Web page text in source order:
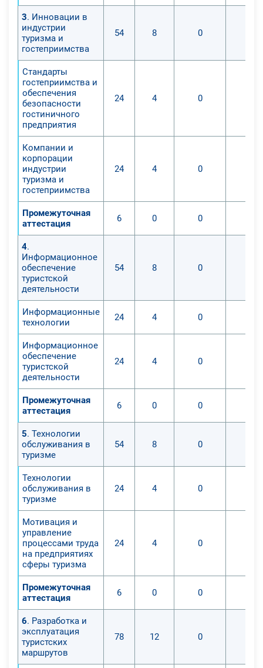
3. Инновации в
индустрии
туризма и
гостеприимства
54 8 0
Стандарты
гостеприимства и
обеспечения
безопасности
гостиничного
предприятия
24 4 0
Компании и
корпорации
индустрии
туризма и
гостеприимства
24 4 0
Промежуточная
аттестация
6 0 0
4.
Информационное
обеспечение
туристской
деятельности
54 8 0
Информационные
технологии
24 4 0
Информационное
обеспечение
туристской
деятельности
24 4 0
Промежуточная
аттестация
6 0 0
5. Технологии
обслуживания в
туризме
54 8 0
Технологии
обслуживания в
туризме
24 4 0
Мотивация и
управление
процессами труда
на предприятиях
сферы туризма
24 4 0
Промежуточная
аттестация
6 0 0
6. Разработка и
эксплуатация
туристских
маршрутов
78 12 0